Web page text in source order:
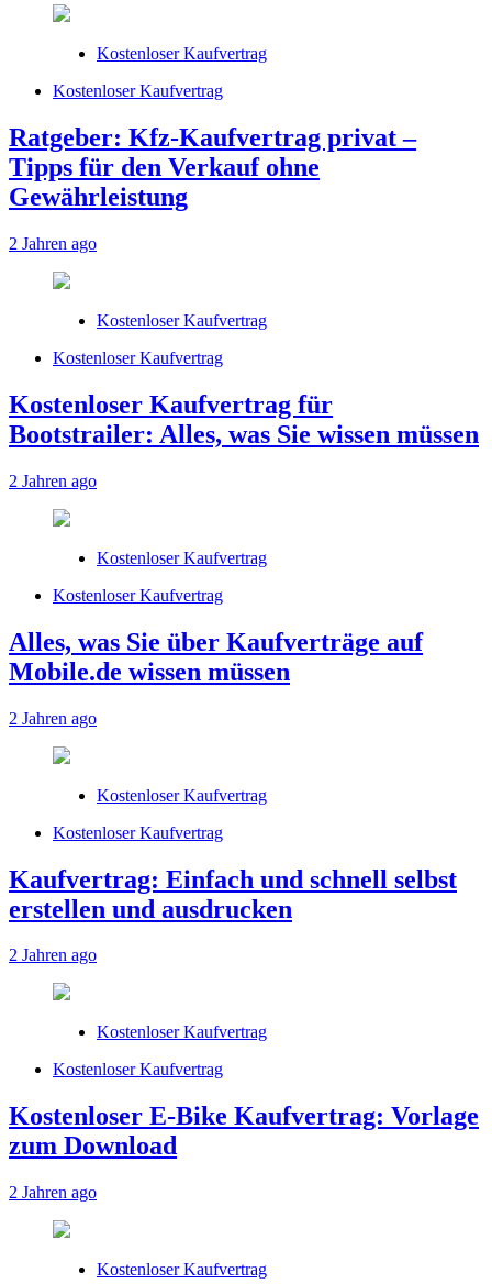
Kostenloser Kaufvertrag
Kostenloser Kaufvertrag
Ratgeber: Kfz-Kaufvertrag privat –
Tipps für den Verkauf ohne
Gewährleistung
2 Jahren ago
Kostenloser Kaufvertrag
Kostenloser Kaufvertrag
Kostenloser Kaufvertrag für
Bootstrailer: Alles, was Sie wissen müssen
2 Jahren ago
Kostenloser Kaufvertrag
Kostenloser Kaufvertrag
Alles, was Sie über Kaufverträge auf
Mobile.de wissen müssen
2 Jahren ago
Kostenloser Kaufvertrag
Kostenloser Kaufvertrag
Kaufvertrag: Einfach und schnell selbst
erstellen und ausdrucken
2 Jahren ago
Kostenloser Kaufvertrag
Kostenloser Kaufvertrag
Kostenloser E-Bike Kaufvertrag: Vorlage
zum Download
2 Jahren ago
Kostenloser Kaufvertrag